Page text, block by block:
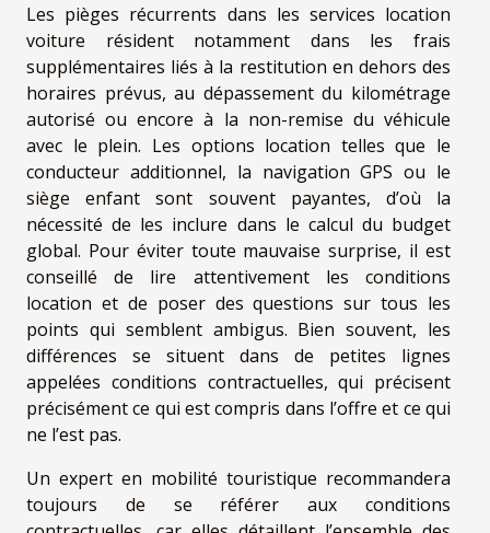
Les pièges récurrents dans les services location
voiture résident notamment dans les frais
supplémentaires liés à la restitution en dehors des
horaires prévus, au dépassement du kilométrage
autorisé ou encore à la non-remise du véhicule
avec le plein. Les options location telles que le
conducteur additionnel, la navigation GPS ou le
siège enfant sont souvent payantes, d’où la
nécessité de les inclure dans le calcul du budget
global. Pour éviter toute mauvaise surprise, il est
conseillé de lire attentivement les conditions
location et de poser des questions sur tous les
points qui semblent ambigus. Bien souvent, les
différences se situent dans de petites lignes
appelées conditions contractuelles, qui précisent
précisément ce qui est compris dans l’offre et ce qui
ne l’est pas.
Un expert en mobilité touristique recommandera
toujours de se référer aux conditions